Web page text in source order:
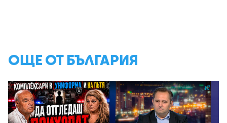
ОЩЕ ОТ БЪЛГАРИЯ